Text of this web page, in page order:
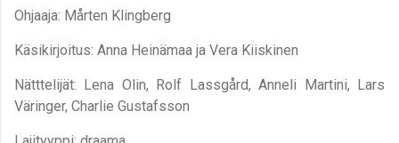
Ohjaaja: Mårten Klingberg
Käsikirjoitus: Anna Heinämaa ja Vera Kiiskinen
Nätttelijät: Lena Olin, Rolf Lassgård, Anneli Martini, Lars
Väringer, Charlie Gustafsson